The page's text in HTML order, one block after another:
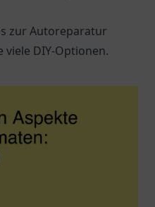
zur Autoreparatur
viele DIY-Optionen.